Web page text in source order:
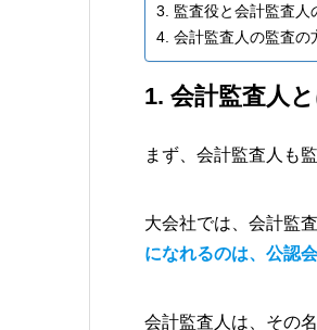
3. 監査役と会計監査人
4. 会計監査人の監査の
1. 会計監査人
まず、会計監査人も
大会社では、会計監
になれるのは、公認
会計監査人は、その